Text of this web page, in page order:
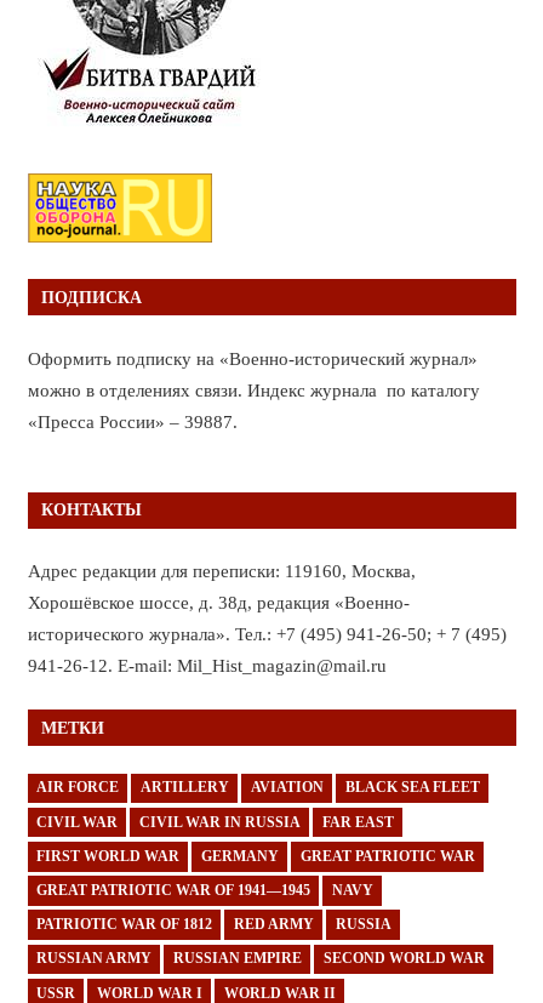
ПОДПИСКА
Оформить подписку на «Военно-исторический журнал»
можно в отделениях связи. Индекс журнала по каталогу
«Пресса России» – 39887.
КОНТАКТЫ
Адрес редакции для переписки: 119160, Москва,
Хорошёвское шоссе, д. 38д, редакция «Военно-
исторического журнала». Тел.: +7 (495) 941-26-50; + 7 (495)
941-26-12. E-mail: Mil_Hist_magazin@mail.ru
МЕТКИ
AIR FORCE ARTILLERY AVIATION BLACK SEA FLEET
CIVIL WAR CIVIL WAR IN RUSSIA FAR EAST
FIRST WORLD WAR GERMANY GREAT PATRIOTIC WAR
GREAT PATRIOTIC WAR OF 1941—1945 NAVY
PATRIOTIC WAR OF 1812 RED ARMY RUSSIA
RUSSIAN ARMY RUSSIAN EMPIRE SECOND WORLD WAR
USSR WORLD WAR I WORLD WAR II